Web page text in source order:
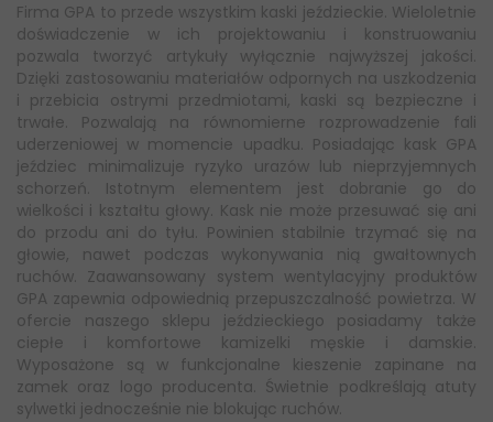
Firma GPA to przede wszystkim kaski jeździeckie. Wieloletnie
doświadczenie w ich projektowaniu i konstruowaniu
pozwala tworzyć artykuły wyłącznie najwyższej jakości.
Dzięki zastosowaniu materiałów odpornych na uszkodzenia
i przebicia ostrymi przedmiotami, kaski są bezpieczne i
trwałe. Pozwalają na równomierne rozprowadzenie fali
uderzeniowej w momencie upadku. Posiadając kask GPA
jeździec minimalizuje ryzyko urazów lub nieprzyjemnych
schorzeń. Istotnym elementem jest dobranie go do
wielkości i kształtu głowy. Kask nie może przesuwać się ani
do przodu ani do tyłu. Powinien stabilnie trzymać się na
głowie, nawet podczas wykonywania nią gwałtownych
ruchów. Zaawansowany system wentylacyjny produktów
GPA zapewnia odpowiednią przepuszczalność powietrza. W
ofercie naszego sklepu jeździeckiego posiadamy także
ciepłe i komfortowe kamizelki męskie i damskie.
Wyposażone są w funkcjonalne kieszenie zapinane na
zamek oraz logo producenta. Świetnie podkreślają atuty
sylwetki jednocześnie nie blokując ruchów.